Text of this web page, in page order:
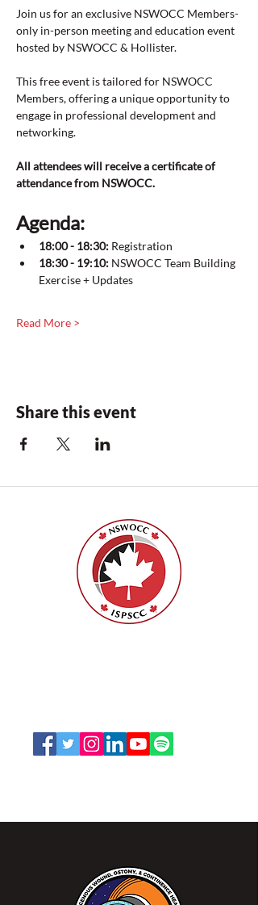
Join us for an exclusive NSWOCC Members-
only in-person meeting and education event
hosted by NSWOCC & Hollister.
This free event is tailored for NSWOCC
Members, offering a unique opportunity to
engage in professional development and
networking.
All attendees will receive a certificate of
attendance from NSWOCC.
Agenda:
18:00 - 18:30: Registration
18:30 - 19:10: NSWOCC Team Building
Exercise + Updates
Read More >
Share this event